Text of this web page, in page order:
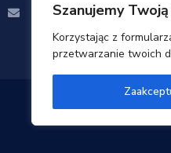
Szanujemy
Korzystając z
przetwarzanie twoich
Email: